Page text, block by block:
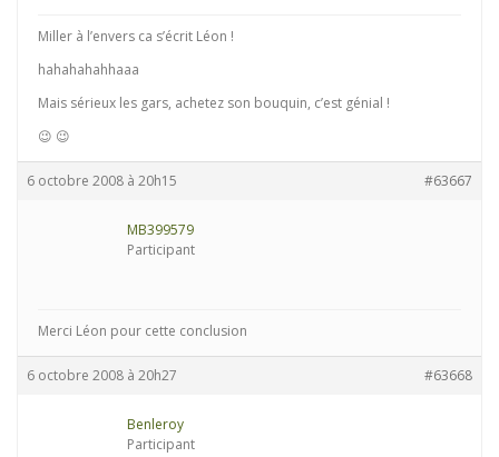
Miller à l’envers ca s’écrit Léon !
hahahahahhaaa
Mais sérieux les gars, achetez son bouquin, c’est génial !
😉 😉
6 octobre 2008 à 20h15 #63667
MB399579
Participant
Merci Léon pour cette conclusion
6 octobre 2008 à 20h27 #63668
Benleroy
Participant